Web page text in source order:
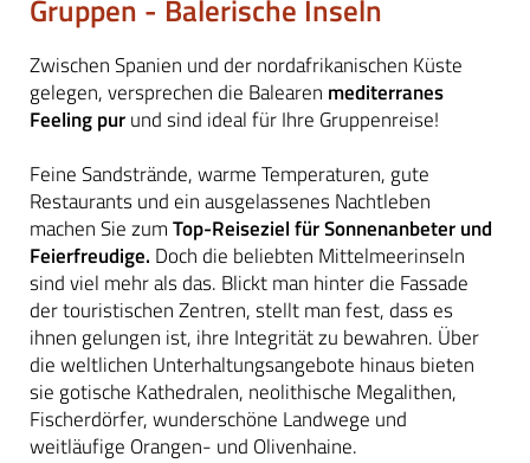
Gruppen - Balerische Inseln
Zwischen Spanien und der nordafrikanischen Küste
gelegen, versprechen die Balearen mediterranes
Feeling purund sind ideal für Ihre Gruppenreise!
Feine Sandstrände, warme Temperaturen, gute
Restaurants und ein ausgelassenes Nachtleben
machen Sie zumTop-Reiseziel für Sonnenanbeter und
Feierfreudige. Doch die beliebten Mittelmeerinseln
sind viel mehr als das. Blickt man hinter die Fassade
der touristischen Zentren, stellt man fest, dass es
ihnen gelungen ist, ihre Integrität zu bewahren. Über
die weltlichen Unterhaltungsangebote hinaus bieten
sie gotische Kathedralen, neolithische Megalithen,
Fischerdörfer, wunderschöne Landwege und
weitläufige Orangen- und Olivenhaine.